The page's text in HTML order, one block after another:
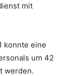
mit
konnte eine
um 42
werden.